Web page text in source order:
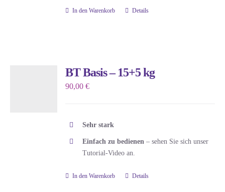
auf
werden
In den Warenkorb Details
BT Basis – 15+5 kg
90,00€
Sehr stark
Einfach zu bedienen – sehen Sie sich unser
Tutorial-Video an.
In den Warenkorb Details